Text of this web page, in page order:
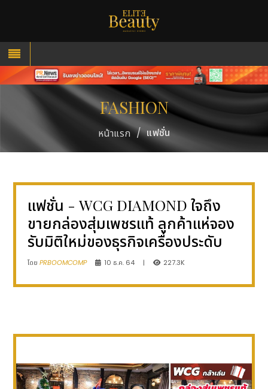
FASHION
หน้าแรก / แฟชั่น
แฟชั่น - WCG DIAMOND ใจถึง
ขายกล่องสุ่มเพชรแท้ ลูกค้าแห่จอง
รับมิติใหม่ของธุรกิจเครื่องประดับ
โดยPRBOOMCOMP 10 ธ.ค. 64 | 227.3K